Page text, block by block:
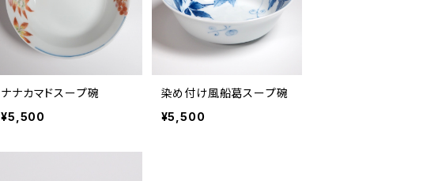
ナナカマドスープ碗
¥5,500
染め付け風船葛スープ碗
¥5,500